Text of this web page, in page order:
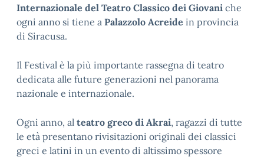
Internazionale del Teatro Classico dei Giovani che
ogni anno si tiene a Palazzolo Acreide in provincia
di Siracusa.
Il Festival è la più importante rassegna di teatro
dedicata alle future generazioni nel panorama
nazionale e internazionale.
Ogni anno, al teatro greco di Akrai, ragazzi di tutte
le età presentano rivisitazioni originali dei classici
greci e latini in un evento di altissimo spessore